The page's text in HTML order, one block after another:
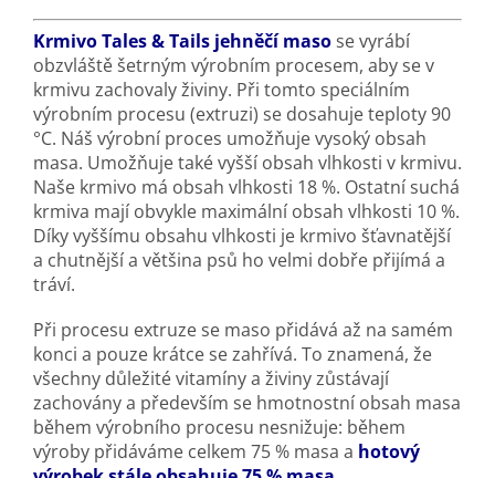
Krmivo Tales&Tails jehněčí maso se vyrábí
obzvláště šetrným výrobním procesem, aby se v
krmivu zachovaly živiny. Při tomto speciálním
výrobním procesu (extruzi) se dosahuje teploty 90
°C. Náš výrobní proces umožňuje vysoký obsah
masa. Umožňuje také vyšší obsah vlhkosti v krmivu.
Naše krmivo má obsah vlhkosti 18 %. Ostatní suchá
krmiva mají obvykle maximální obsah vlhkosti 10 %.
Díky vyššímu obsahu vlhkosti je krmivo šťavnatější
a chutnější a většina psů ho velmi dobře přijímá a
tráví.
Při procesu extruze se maso přidává až na samém
konci a pouze krátce se zahřívá. To znamená, že
všechny důležité vitamíny a živiny zůstávají
zachovány a především se hmotnostní obsah masa
během výrobního procesu nesnižuje: během
výroby přidáváme celkem 75 % masa a hotový